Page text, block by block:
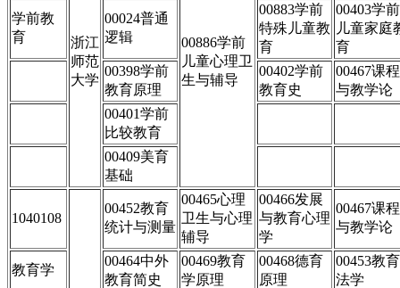
浙江
师范
大学
00886学前
儿童心理卫
生与辅导
学前教
育
00024普通
逻辑
00883学前
特殊儿童教
育
00403学前
儿童家庭
育
00398学前
教育原理
00402学前
教育史
00467课程
与教学论
00401学前
比较教育
00409美育
基础
1040108
00452教育
统计与测量
00465心理
卫生与心理
辅导
00466发展
与教育心理
学
00467课程
与教学论
教育学
00464中外
教育简史
00469教育
学原理
00468德育
原理
00453教育
法学